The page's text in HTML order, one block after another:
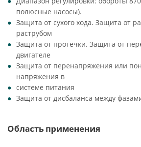
полюсные насосы).
Защита от сухого хода. Защита от
раструбом
Защита от протечки. Защита от
двигателе
Защита от перенапряжения или
напряжения в
системе питания
Защита от дисбаланса между
Область применения